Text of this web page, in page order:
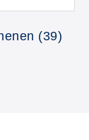
(39)